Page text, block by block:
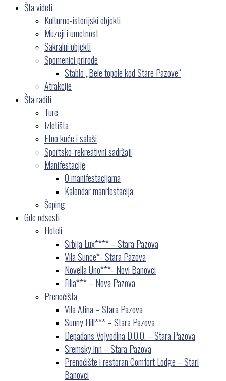
Šta videti
Kulturno-istorijski objekti
Muzeji i umetnost
Sakralni objekti
Spomenici prirode
Stablo „Bele topole kod Stare Pazove“
Atrakcije
Šta raditi
Ture
Izletišta
Etno kuće i salaši
Sportsko-rekreativni sadržaji
Manifestacije
O manifestacijama
Kalendar manifestacija
Šoping
Gde odsesti
Hoteli
Srbija Lux**** – Stara Pazova
Vila Sunce*- Stara Pazova
Novella Uno***- Novi Banovci
Filia*** – Nova Pazova
Prenoćišta
Vila Atina – Stara Pazova
Sunny Hill*** – Stara Pazova
Depadans Vojvodina D.O.O. – Stara Pazova
Sremsky inn – Stara Pazova
Prenoćište i restoran Comfort Lodge – Stari
Banovci